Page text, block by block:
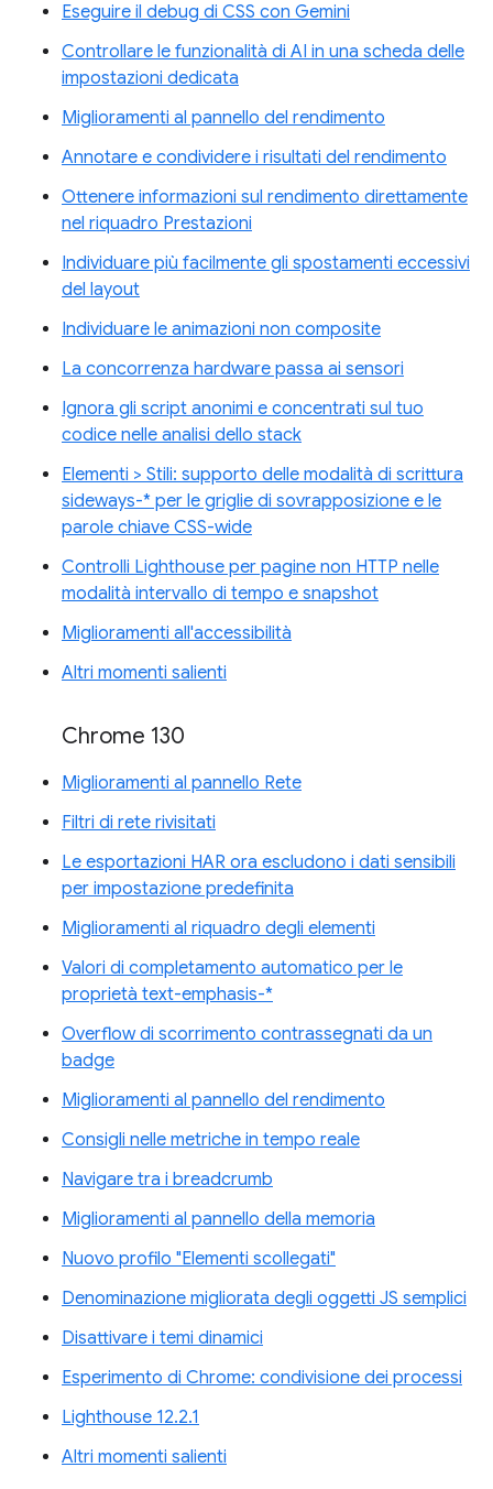
Eseguire il debug di CSS con Gemini
Controllare le funzionalità di AI in una scheda delle
impostazioni dedicata
Miglioramenti al pannello del rendimento
Annotare e condividere i risultati del rendimento
Ottenere informazioni sul rendimento direttamente
nel riquadro Prestazioni
Individuare più facilmente gli spostamenti eccessivi
del layout
Individuare le animazioni non composite
La concorrenza hardware passa ai sensori
Ignora gli script anonimi e concentrati sul tuo
codice nelle analisi dello stack
Elementi > Stili: supporto delle modalità di scrittura
sideways-* per le griglie di sovrapposizione e le
parole chiave CSS-wide
Controlli Lighthouse per pagine non HTTP nelle
modalità intervallo di tempo e snapshot
Miglioramenti all'accessibilità
Altri momenti salienti
Chrome 130
Miglioramenti al pannello Rete
Filtri di rete rivisitati
Le esportazioni HAR ora escludono i dati sensibili
per impostazione predefinita
Miglioramenti al riquadro degli elementi
Valori di completamento automatico per le
proprietà text-emphasis-*
Overflow di scorrimento contrassegnati da un
badge
Miglioramenti al pannello del rendimento
Consigli nelle metriche in tempo reale
Navigare tra i breadcrumb
Miglioramenti al pannello della memoria
Nuovo profilo "Elementi scollegati"
Denominazione migliorata degli oggetti JS semplici
Disattivare i temi dinamici
Esperimento di Chrome: condivisione dei processi
Lighthouse 12.2.1
Altri momenti salienti